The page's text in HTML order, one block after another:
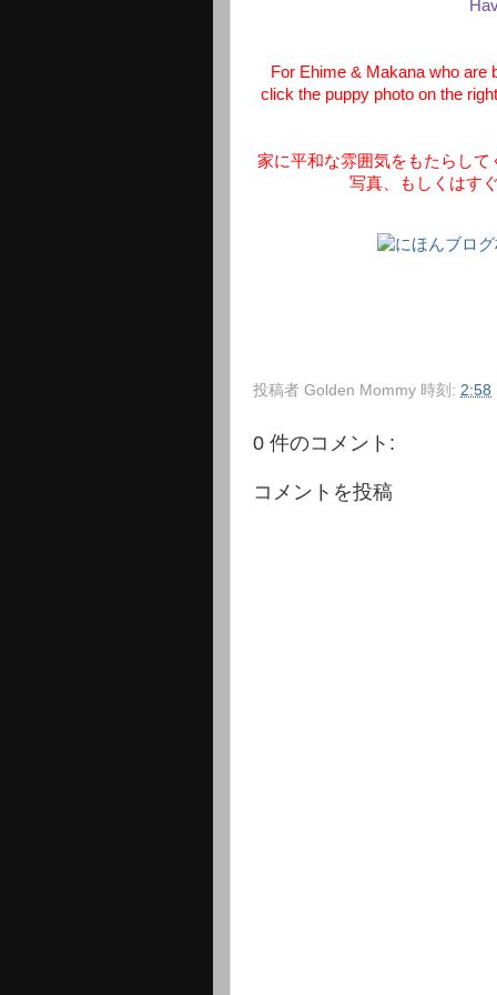
For Ehime & Makana who are
click the puppy photo on the
家に平和な雰囲気をもたらし
写真、もしくはす
投稿者 Golden Mommy 時刻: 2:58
0 件のコメント:
コメントを投稿